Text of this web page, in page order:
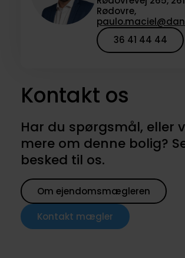
Rødovre,
36 41 44 44
Kontakt os
Har du spørgsmål, eller
mere om denne bolig?
besked til os.
Om ejendomsmægleren
Kontakt mægler